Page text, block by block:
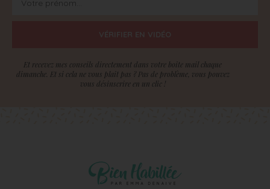
Et recevez mes conseils directement dans votre boite mail chaque
dimanche. Et si cela ne vous plait pas ? Pas de problème, vous pouvez
vous désinscrire en un clic !